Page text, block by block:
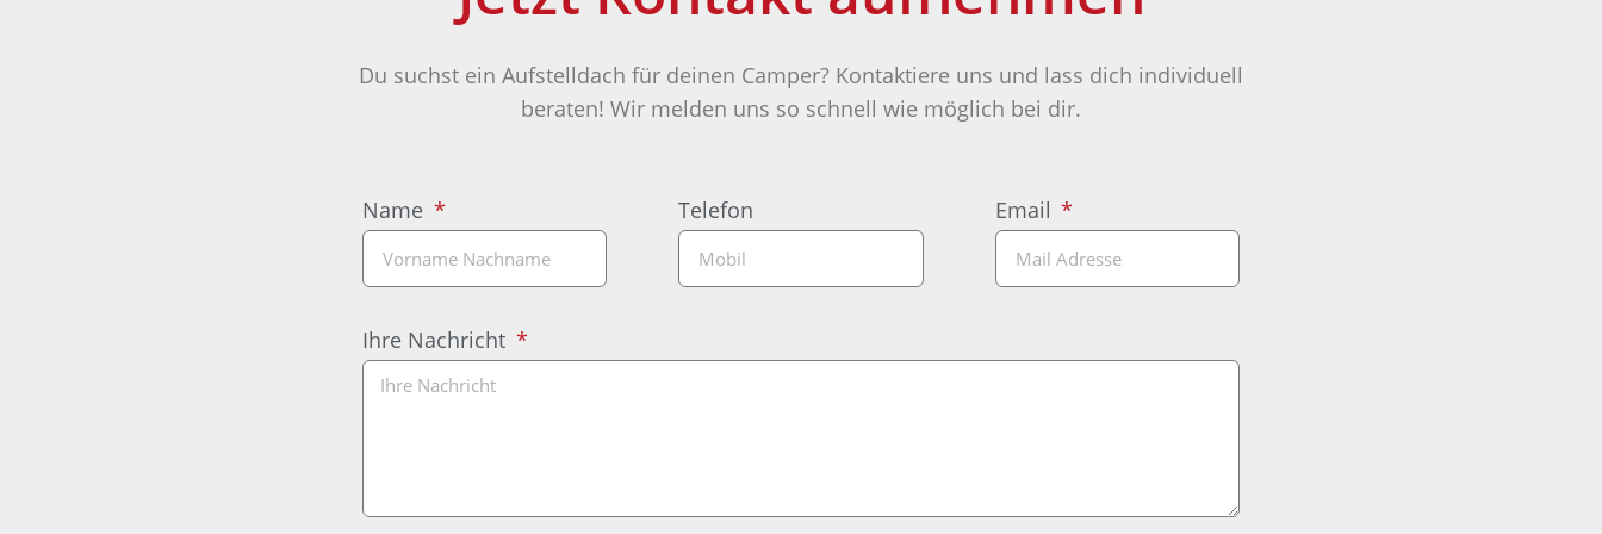
Du suchst ein Aufstelldach für deinen Camper? Kontaktiere uns und lass dich individuell
beraten! Wir melden uns so schnell wie möglich bei dir.
Name Telefon Email
Ihre Nachricht